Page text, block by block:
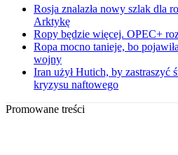
Rosja znalazła nowy szlak dla
Arktykę
Ropy będzie więcej. OPEC+
Ropa mocno tanieje, bo
wojny
Iran użył Hutich, by zastraszyć
kryzysu naftowego
Promowane treści